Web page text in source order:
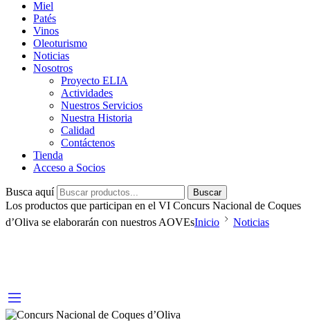
Miel
Patés
Vinos
Oleoturismo
Noticias
Nosotros
Proyecto ELIA
Actividades
Nuestros Servicios
Nuestra Historia
Calidad
Contáctenos
Tienda
Acceso a Socios
Busca aquí Buscar
Los productos que participan en el VI Concurs Nacional de Coques
d’Oliva se elaborarán con nuestros AOVEsInicio Noticias